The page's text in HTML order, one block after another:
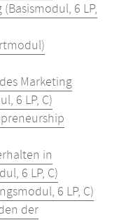
6 LP,
Marketing
6 LP, C)
in
6 LP, C)
6 LP, C)
der